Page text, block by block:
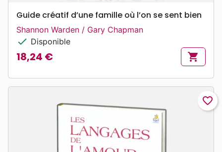
Guide créatif d’une famille où l’on se sent bien
Shannon Warden / Gary Chapman
check Disponible
Prix
18,24 € shopping_cart
favorite_border